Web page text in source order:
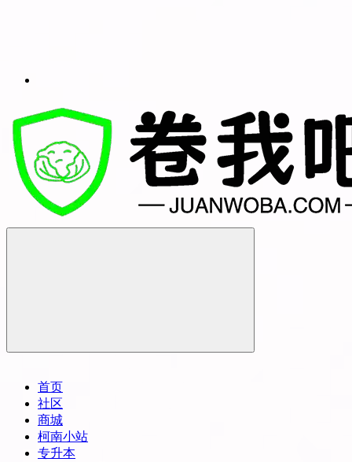
首页
社区
商城
柯南小站
专升本